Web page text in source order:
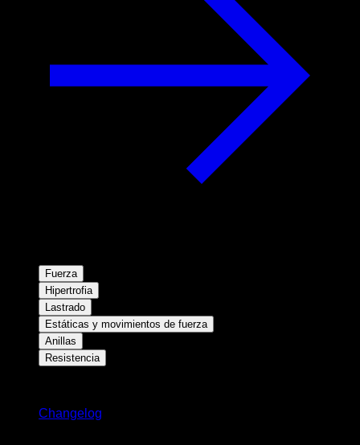
Fuerza
Hipertrofia
Lastrado
Estáticas y movimientos de fuerza
Anillas
Resistencia
Changelog